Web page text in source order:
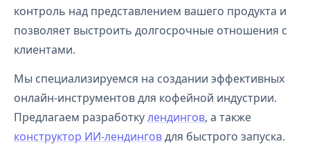
контроль над представлением вашего продукта и
позволяет выстроить долгосрочные отношения с
клиентами.
Мы специализируемся на создании эффективных
онлайн-инструментов для кофейной индустрии.
Предлагаем разработкулендингов, а также
конструктор ИИ-лендинговдля быстрого запуска.